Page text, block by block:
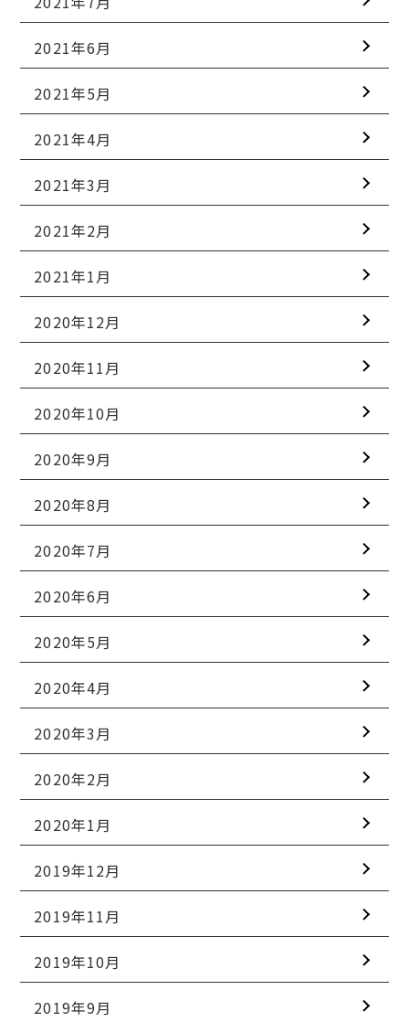
2021年6月
2021年5月
2021年4月
2021年3月
2021年2月
2021年1月
2020年12月
2020年11月
2020年10月
2020年9月
2020年8月
2020年7月
2020年6月
2020年5月
2020年4月
2020年3月
2020年2月
2020年1月
2019年12月
2019年11月
2019年10月
2019年9月